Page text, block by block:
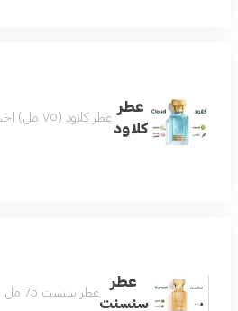
عطر
كلاود
عطر كلاود (٧٥ مل) احساس الانتعاش من أول رشة عطر مميز جميل بكل وقت من أجمل العطور وأكثرها تميز مكونات العطر البرغموت الياسمين لافندر لوتس
عطر
سنسنت
عطر سنست 75 مل الفخامة على هيئة عطر يتميز بحضور ملفت وفوحان مميز العطر الامثل لمناسباتك الفخمة مكونات العطر لذر باتشولي خشب